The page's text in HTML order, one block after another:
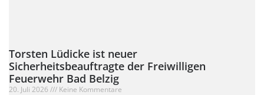
Torsten Lüdicke ist neuer
Sicherheitsbeauftragte der Freiwilligen
Feuerwehr Bad Belzig
20. Juli 2026 Keine Kommentare